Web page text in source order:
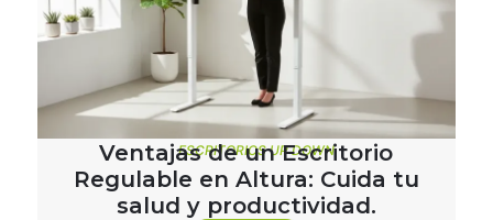
ESCRITORIOS UP DOWN
Ventajas de un Escritorio
Regulable en Altura: Cuida tu
salud y productividad.